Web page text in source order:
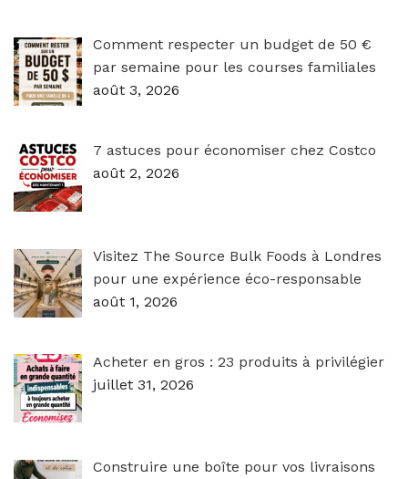
Comment respecter un budget de 50 €
par semaine pour les courses familiales
août 3, 2026
7 astuces pour économiser chez Costco
août 2, 2026
Visitez The Source Bulk Foods à Londres
pour une expérience éco-responsable
août 1, 2026
Acheter en gros : 23 produits à privilégier
juillet 31, 2026
Construire une boîte pour vos livraisons